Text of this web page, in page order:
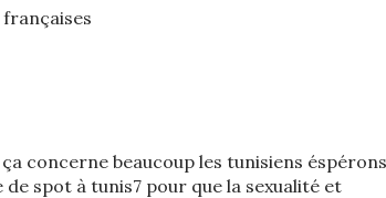
concerne beaucoup les tunisiens éspérons
spot à tunis7 pour que la sexualité et